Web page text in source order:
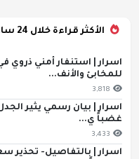
الأكثر قراءة خلال 24 ساعة
اسرار | استنفار أمني ذروي
للمخابئ والأنف...
3,818
اسرار | بيان رسمي يثير
غضباً ي...
3,433
اسرار | بالتفاصيل- تحذير